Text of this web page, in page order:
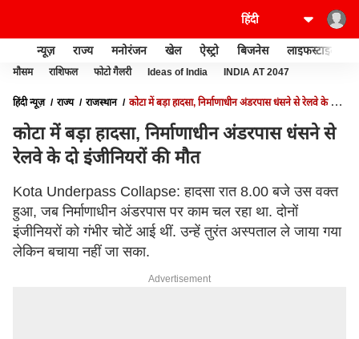
न्यूज़ राज्य मनोरंजन खेल ऐस्ट्रो बिजनेस लाइफस्टाइल
मौसम राशिफल फोटो गैलरी Ideas of India INDIA AT 2047
हिंदी न्यूज़ राज्य राजस्थान
कोटा में बड़ा हादसा, निर्माणाधीन अंडरपास धंसने से रेलवे के दो
कोटा में बड़ा हादसा, निर्माणाधीन अंडरपास धंसने से
रेलवे के दो इंजीनियरों की मौत
Kota Underpass Collapse: हादसा रात 8.00 बजे उस वक्त
हुआ, जब निर्माणाधीन अंडरपास पर काम चल रहा था. दोनों
इंजीनियरों को गंभीर चोटें आई थीं. उन्हें तुरंत अस्पताल ले जाया गया
लेकिन बचाया नहीं जा सका.
Advertisement